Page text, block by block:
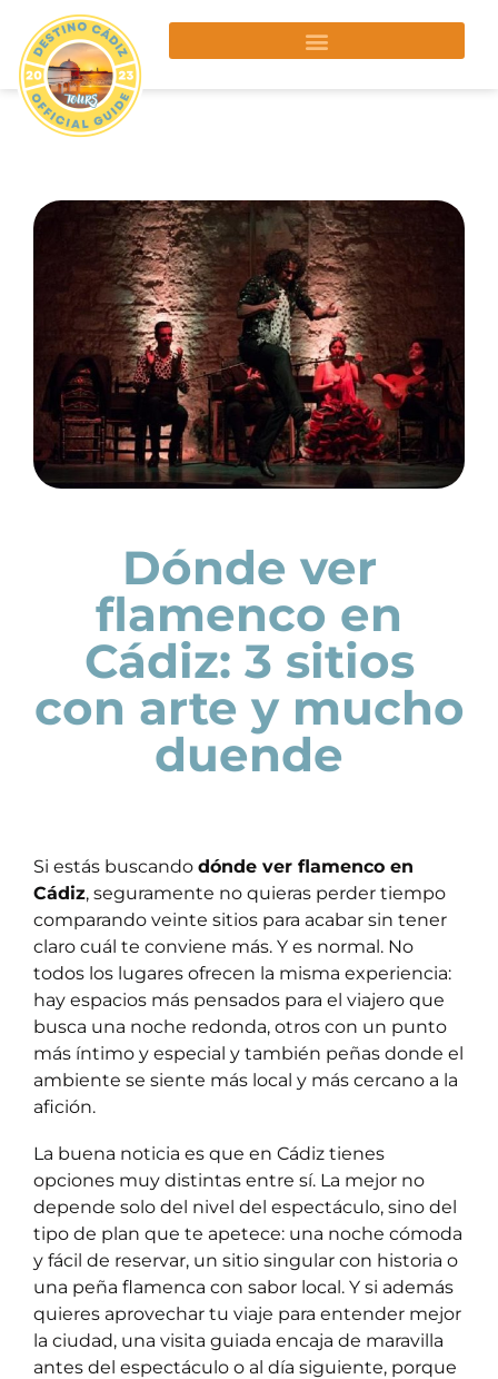
Dónde ver
flamenco en
Cádiz: 3 sitios
con arte y mucho
duende
Si estás buscando dónde ver flamenco en
Cádiz, seguramente no quieras perder tiempo
comparando veinte sitios para acabar sin tener
claro cuál te conviene más. Y es normal. No
todos los lugares ofrecen la misma experiencia:
hay espacios más pensados para el viajero que
busca una noche redonda, otros con un punto
más íntimo y especial y también peñas donde el
ambiente se siente más local y más cercano a la
afición.
La buena noticia es que en Cádiz tienes
opciones muy distintas entre sí. La mejor no
depende solo del nivel del espectáculo, sino del
tipo de plan que te apetece: una noche cómoda
y fácil de reservar, un sitio singular con historia o
una peña flamenca con sabor local. Y si además
quieres aprovechar tu viaje para entender mejor
la ciudad, una visita guiada encaja de maravilla
antes del espectáculo o al día siguiente, porque